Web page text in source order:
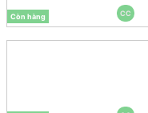
CC
Còn hàng